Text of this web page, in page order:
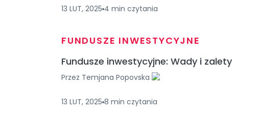
13 LUT, 2025 4 min czytania
FUNDUSZE INWESTYCYJNE
Fundusze inwestycyjne: Wady i zalety
Przez Temjana Popovska
13 LUT, 2025 8 min czytania